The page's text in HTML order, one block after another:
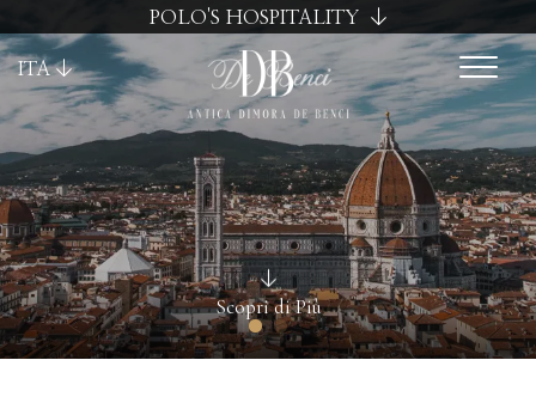
Scopri di Più
ITA
POLO'S HOSPITALITY